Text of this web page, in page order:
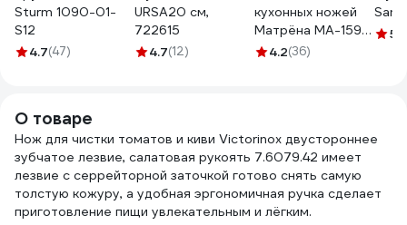
Sturm 1090-01-
S12
4.7(47)
URSA20 см,
722615
4.7(12)
кухонных ножей
Матрёна MA-159
электрическая 40
4.2(36)
5
О товаре
Нож для чистки томатов и киви Victorinox двустороннее
зубчатое лезвие, салатовая рукоять 7.6079.42 имеет
лезвие с серрейторной заточкой готово снять самую
толстую кожуру, а удобная эргономичная ручка сделает
приготовление пищи увлекательным и лёгким.